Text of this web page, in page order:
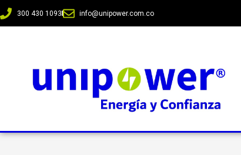
300 430 1093 info@unipower.com.co